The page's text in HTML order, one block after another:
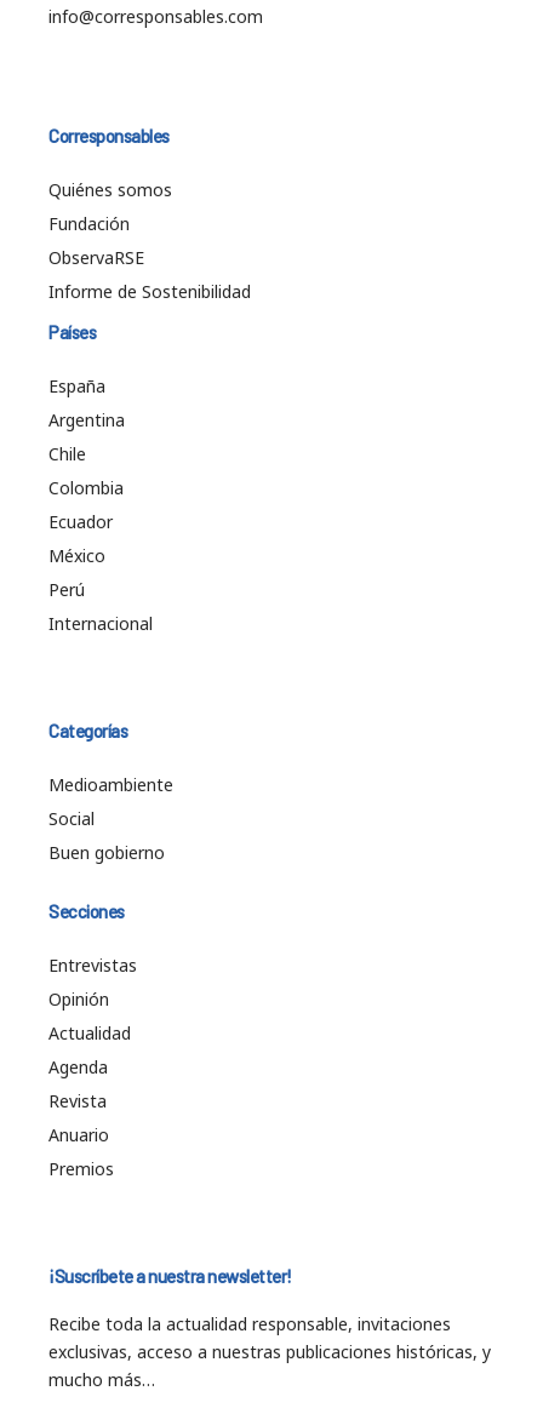
info@corresponsables.com
Corresponsables
Quiénes somos
Fundación
ObservaRSE
Informe de Sostenibilidad
Países
España
Argentina
Chile
Colombia
Ecuador
México
Perú
Internacional
Categorías
Medioambiente
Social
Buen gobierno
Secciones
Entrevistas
Opinión
Actualidad
Agenda
Revista
Anuario
Premios
¡Suscríbete a nuestra newsletter!
Recibe toda la actualidad responsable, invitaciones
exclusivas, acceso a nuestras publicaciones históricas, y
mucho más…